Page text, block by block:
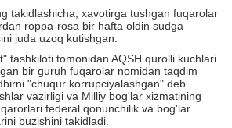
takidlashicha, xavotirga tushgan fuqarolar
roppa-rosa bir hafta oldin sudga
juda uzoq kutishgan.
tashkiloti tomonidan AQSH qurolli kuchlari
bir guruh fuqarolar nomidan taqdim
"chuqur korrupciyalashgan" deb
vazirligi va Milliy bog'lar xizmatining
federal qonunchilik va bog'lar
buzishini takidladi.